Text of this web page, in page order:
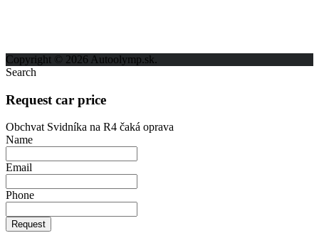
Copyright © 2026 Autoolymp.sk.
Search
Request car price
Obchvat Svidníka na R4 čaká oprava
Name
Email
Phone
Request